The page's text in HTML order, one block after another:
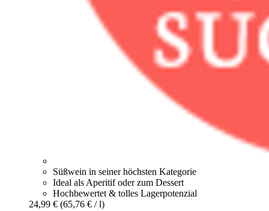
Süßwein in seiner höchsten Kategorie
Ideal als Aperitif oder zum Dessert
Hochbewertet & tolles Lagerpotenzial
24,99 € (65,76 € / l)